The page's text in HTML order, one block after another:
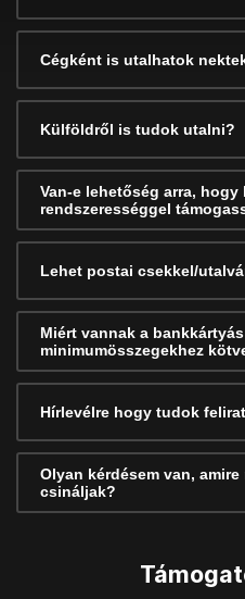
Cégként is utalhatok
Külföldről is tudok utalni?
Van-e lehetőség arra,
rendszerességgel
Lehet postai csekkel/
Miért vannak a
minimumösszegekhez
Hírlevélre hogy tudok
Olyan kérdésem van,
csináljak?